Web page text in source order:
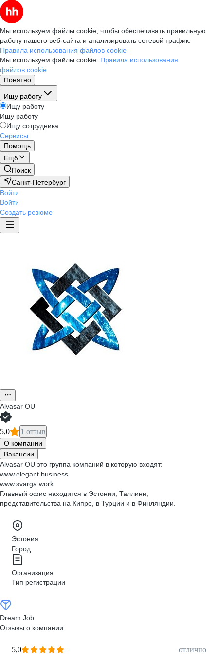
Мы используем файлы cookie, чтобы обеспечивать правильную
работу нашего веб-сайта и анализировать сетевой трафик.
Правила использования файлов cookie
Мы используем файлы cookie. Правила использования
файлов cookie
Понятно
Ищу работу
Ищу работу
Ищу работу
Ищу сотрудника
Сервисы
Помощь
Ещё
Поиск
Санкт-Петербург
Войти
Войти
Создать резюме
Alvasar OU
5,0 1 отзыв
О компании
Вакансии
Alvasar OU это группа компаний в которую входят:
www.elegant.business
www.svarga.work
Главный офис находится в Эстонии, Таллинн,
представительства на Кипре, в Турции и в Финляндии.
Эстония
Город
Организация
Тип регистрации
Dream Job
Отзывы о компании
5,0
отлично